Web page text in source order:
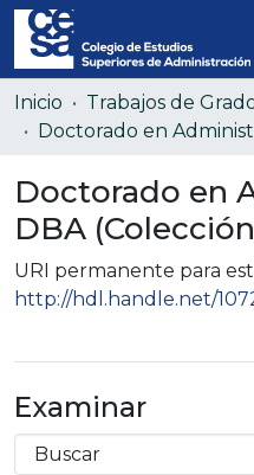
Comunidades
Estadísticas
Inicio
Doctorado en
DBA
URI permanente para
http://hdl.handle.net/
Examinar